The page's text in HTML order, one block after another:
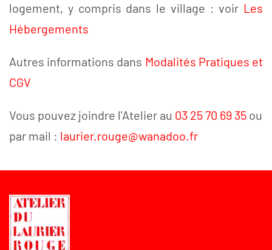
logement, y compris dans le village : voir Les
Hébergements
Autres informations dans Modalités Pratiques et
CGV
Vous pouvez joindre l'Atelier au 03 25 70 69 35 ou
par mail : laurier.rouge@wanadoo.fr